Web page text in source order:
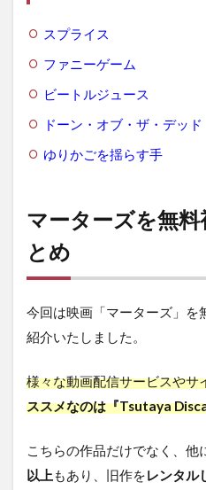
スプライス
ファニーゲーム
ビートルジュース
ドーン・オブ・ザ・デッド
ゆりかごを揺らす手
マーターズを無料
とめ
今回は映画「マーターズ」を
紹介いたしました。
様々な動画配信サービスやサ
ススメなのは『Tsutaya
こちらの作品だけでなく、他
以上もあり、旧作をレンタル